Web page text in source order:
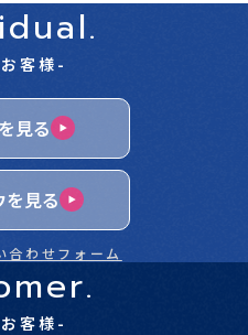
客様-
見る
を見る
合わせフォーム
客様-